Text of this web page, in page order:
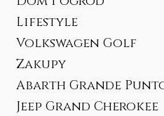
Lifestyle
Volkswagen Golf
Zakupy
Abarth Grande
Jeep Grand Cherokee